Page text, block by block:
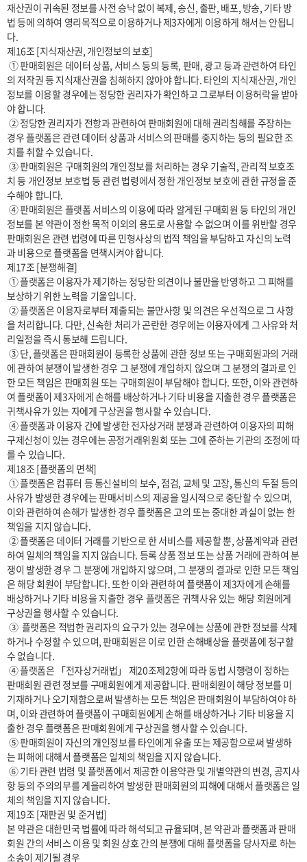
재산권이 귀속된 정보를 사전 승낙 없이 복제, 송신, 출판, 배포, 방송, 기타 방
법 등에 의하여 영리목적으로 이용하거나 제3자에게 이용하게 해서는 안됩니
다.
제16조 [지식재산권, 개인정보의 보호]
의 저작권 등 지식재산권을 침해하지 않아야 합니다. 타인의 지식재산권, 개인
정보를 이용할 경우에는 정당한 권리자가 확인하고 그로부터 이용허락을 받아
야 합니다.
경우 플랫폼은 관련 데이터 상품과 서비스의 판매를 중지하는 등의 필요한 조
치를 취할 수 있습니다.
치 등 개인정보 보호법 등 관련 법령에서 정한 개인정보 보호에 관한 규정을 준
수해야 합니다.
정보를 본 약관이 정한 목적 이외의 용도로 사용할 수 없으며 이를 위반할 경우
판매회원은 관련 법령에 따른 민형사상의 법적 책임을 부담하고 자신의 노력
과 비용으로 플랫폼을 면책시켜야 합니다.
제17조 [분쟁해결]
보상하기 위한 노력을 기울입니다.
을 처리합니다. 다만, 신속한 처리가 곤란한 경우에는 이용자에게 그 사유와 처
리일정을 즉시 통보해 드립니다.
에 관하여 분쟁이 발생한 경우 그 분쟁에 개입하지 않으며 그 분쟁의 결과로 인
한 모든 책임은 판매회원 또는 구매회원이 부담해야 합니다. 또한, 이와 관련하
여 플랫폼이 제3자에게 손해를 배상하거나 기타 비용을 지출한 경우 플랫폼은
귀책사유가 있는 자에게 구상권을 행사할 수 있습니다.
구제신청이 있는 경우에는 공정거래위원회 또는 그에 준하는 기관의 조정에 따
를 수 있습니다.
제18조 [플랫폼의 면책]
사유가 발생한 경우에는 판매서비스의 제공을 일시적으로 중단할 수 있으며,
이와 관련하여 손해가 발생한 경우 플랫폼은 고의 또는 중대한 과실이 없는 한
책임을 지지 않습니다.
하여 일체의 책임을 지지 않습니다. 등록 상품 정보 또는 상품 거래에 관하여 분
쟁이 발생한 경우 그 분쟁에 개입하지 않으며, 그 분쟁의 결과로 인한 모든 책임
은 해당 회원이 부담합니다. 또한 이와 관련하여 플랫폼이 제3자에게 손해를
배상하거나 기타 비용을 지출한 경우 플랫폼은 귀책사유 있는 해당 회원에게
구상권을 행사할 수 있습니다.
하거나 수정할 수 있으며, 판매회원은 이로 인한 손해배상을 플랫폼에 청구할
수 없습니다.
판매회원 관련 정보를 구매회원에게 제공합니다. 판매회원이 해당 정보를 미
기재하거나 오기재함으로써 발생하는 모든 책임은 판매회원이 부담하여야 하
며, 이와 관련하여 플랫폼이 구매회원에게 손해를 배상하거나 기타 비용을 지
출한 경우 플랫폼은 판매회원에게 구상권을 행사할 수 있습니다.
는 피해에 대해서 플랫폼은 일체의 책임을 지지 않습니다.
항 등의 주의의무를 게을리하여 발생한 판매회원의 피해에 대해서 플랫폼은 일
체의 책임을 지지 않습니다.
제19조 [재판권 및 준거법]
본 약관은 대한민국 법률에 따라 해석되고 규율되며, 본 약관과 플랫폼과 판매
회원 간의 서비스 이용 및 회원 상호 간의 분쟁에 대해 플랫폼을 당사자로 하는
소송이 제기될 경우